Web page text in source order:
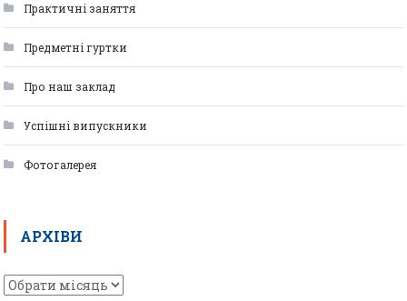
Практичні заняття
Предметні гуртки
Про наш заклад
Успішні випускники
Фотогалерея
АРХІВИ